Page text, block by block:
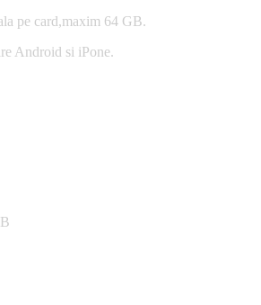
pe card,maxim 64 GB.
Android si iPone.